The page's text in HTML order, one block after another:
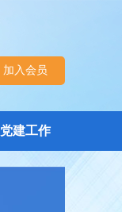
加入会员
党建工作